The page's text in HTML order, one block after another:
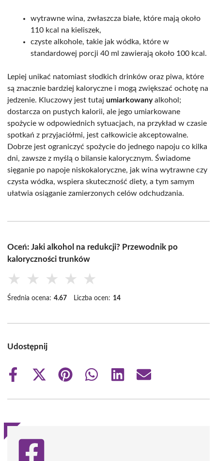
wytrawne wina, zwłaszcza białe, które mają około
110 kcal na kieliszek,
czyste alkohole, takie jak wódka, które w
standardowej porcji 40 ml zawierają około 100 kcal.
Lepiej unikać natomiast słodkich drinków oraz piwa, które
są znacznie bardziej kaloryczne i mogą zwiększać ochotę na
jedzenie. Kluczowy jest tutaj umiarkowanyalkohol;
dostarcza on pustych kalorii, ale jego umiarkowane
spożycie w odpowiednich sytuacjach, na przykład w czasie
spotkań z przyjaciółmi, jest całkowicie akceptowalne.
Dobrze jest ograniczyć spożycie do jednego napoju co kilka
dni, zawsze z myślą o bilansie kalorycznym. Świadome
sięganie po napoje niskokaloryczne, jak wina wytrawne czy
czysta wódka, wspiera skuteczność diety, a tym samym
ułatwia osiąganie zamierzonych celów odchudzania.
Oceń: Jaki alkohol na redukcji? Przewodnik po
kaloryczności trunków
★ ★ ★ ★ ★
Średnia ocena: 4.67 Liczba ocen: 14
Udostępnij
Share
Share
(Twitter)
Share
Share
Share
Share